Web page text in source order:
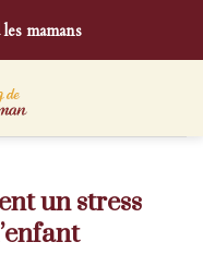
mamans
un stress